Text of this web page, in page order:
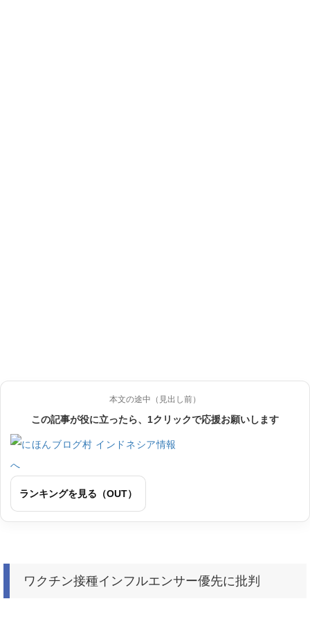
本文の途中（見出し前）
この記事が役に立ったら、1クリックで応援お願いします
ランキングを見る（OUT）
ワクチン接種インフルエンサー優先に批判